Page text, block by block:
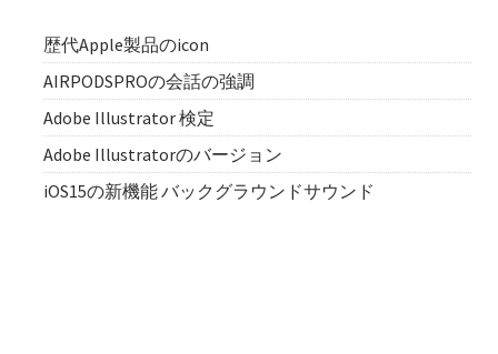
歴代Apple製品のicon
AIRPODSPROの会話の強調
Adobe Illustrator 検定
Adobe Illustratorのバージョン
iOS15の新機能 バックグラウンドサウンド